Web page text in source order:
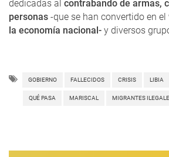
dedicadas al contrabando de armas,
personas -que se han convertido en el
la economía nacional- y diversos
GOBIERNO FALLECIDOS CRISIS LIBIA
QUÉ PASA MARISCAL MIGRANTES